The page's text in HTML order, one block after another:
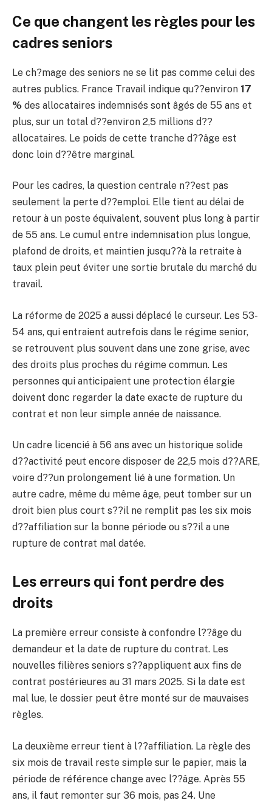
Ce que changent les règles pour les
cadres seniors
Le ch?mage des seniors ne se lit pas comme celui des
autres publics. France Travail indique qu??environ 17
% des allocataires indemnisés sont âgés de 55 ans et
plus, sur un total d??environ 2,5 millions d??
allocataires. Le poids de cette tranche d??âge est
donc loin d??être marginal.
Pour les cadres, la question centrale n??est pas
seulement la perte d??emploi. Elle tient au délai de
retour à un poste équivalent, souvent plus long à partir
de 55 ans. Le cumul entre indemnisation plus longue,
plafond de droits, et maintien jusqu??à la retraite à
taux plein peut éviter une sortie brutale du marché du
travail.
La réforme de 2025 a aussi déplacé le curseur. Les 53-
54 ans, qui entraient autrefois dans le régime senior,
se retrouvent plus souvent dans une zone grise, avec
des droits plus proches du régime commun. Les
personnes qui anticipaient une protection élargie
doivent donc regarder la date exacte de rupture du
contrat et non leur simple année de naissance.
Un cadre licencié à 56 ans avec un historique solide
d??activité peut encore disposer de 22,5 mois d??ARE,
voire d??un prolongement lié à une formation. Un
autre cadre, même du même âge, peut tomber sur un
droit bien plus court s??il ne remplit pas les six mois
d??affiliation sur la bonne période ou s??il a une
rupture de contrat mal datée.
Les erreurs qui font perdre des
droits
La première erreur consiste à confondre l??âge du
demandeur et la date de rupture du contrat. Les
nouvelles filières seniors s??appliquent aux fins de
contrat postérieures au 31 mars 2025. Si la date est
mal lue, le dossier peut être monté sur de mauvaises
règles.
La deuxième erreur tient à l??affiliation. La règle des
six mois de travail reste simple sur le papier, mais la
période de référence change avec l??âge. Après 55
ans, il faut remonter sur 36 mois, pas 24. Une